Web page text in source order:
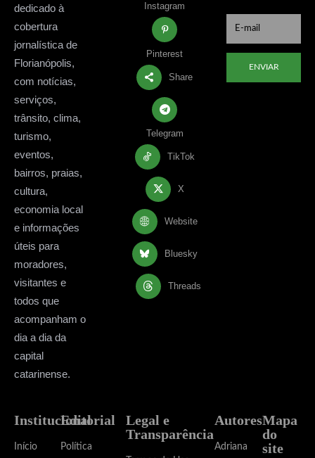
dedicado à
cobertura
jornalística de
Florianópolis,
com notícias,
serviços,
trânsito, clima,
turismo,
eventos,
bairros, praias,
cultura,
economia local
e informações
úteis para
moradores,
visitantes e
todos que
acompanham o
dia a dia da
capital
catarinense.
Instagram
Pinterest
Share
Telegram
TikTok
X
Website
Bluesky
Threads
ENVIAR
Institucional
Início
Editorial
Política
Legal e
Transparência
Autores
Adriana
Mapa
do
site